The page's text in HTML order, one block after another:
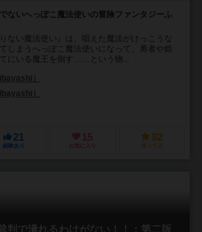
ないへっぽこ魔法使いの冒険ファンタジーふ
ない魔法使い』は、唱えた魔法がけっこうな
しまうへっぽこ魔法使いになって、勇者や姫
にいる魔王を倒す……という物...
）
）
21
経験あり
15
お気に入り
82
持ってる
判で潰れるわけがない！！：第二版